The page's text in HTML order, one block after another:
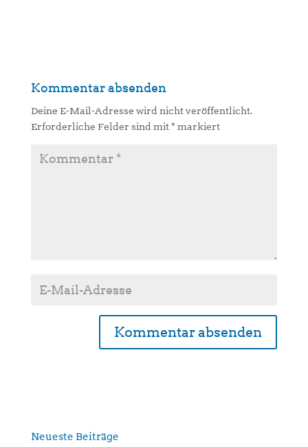
Kommentar absenden
Deine E-Mail-Adresse wird nicht veröffentlicht.
Erforderliche Felder sind mit* markiert
n
Neueste Beiträge